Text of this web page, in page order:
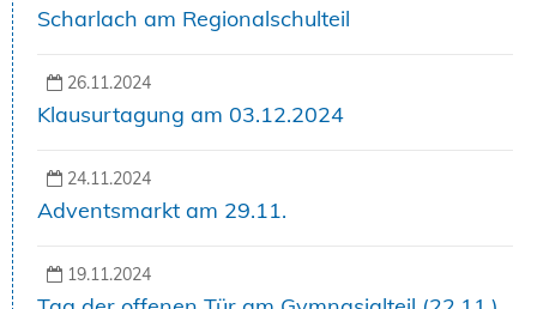
Scharlach am Regionalschulteil
26.11.2024
Klausurtagung am 03.12.2024
24.11.2024
Adventsmarkt am 29.11.
19.11.2024